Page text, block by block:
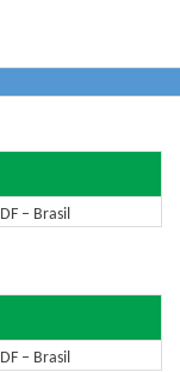
– Brasil
– Brasil